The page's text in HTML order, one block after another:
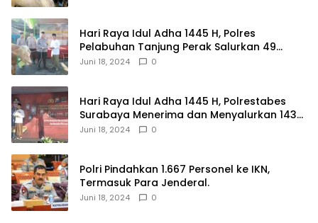
Hari Raya Idul Adha 1445 H, Polres
Pelabuhan Tanjung Perak Salurkan 49
Hewan Korban.
Juni 18, 2024 0
Hari Raya Idul Adha 1445 H, Polrestabes
Surabaya Menerima dan Menyalurkan 143
Hewan Kurban
Juni 18, 2024 0
Polri Pindahkan 1.667 Personel ke IKN,
Termasuk Para Jenderal.
Juni 18, 2024 0